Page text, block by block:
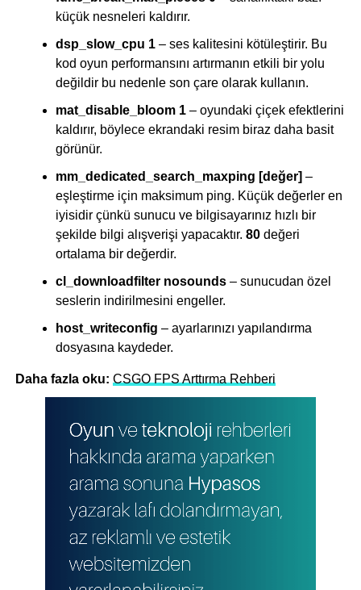
küçük nesneleri kaldırır.
dsp_slow_cpu 1 – ses kalitesini kötüleştirir. Bu
kod oyun performansını artırmanın etkili bir yolu
değildir bu nedenle son çare olarak kullanın.
mat_disable_bloom 1 – oyundaki çiçek efektlerini
kaldırır, böylece ekrandaki resim biraz daha basit
görünür.
mm_dedicated_search_maxping [değer] –
eşleştirme için maksimum ping. Küçük değerler en
iyisidir çünkü sunucu ve bilgisayarınız hızlı bir
şekilde bilgi alışverişi yapacaktır. 80 değeri
ortalama bir değerdir.
cl_downloadfilter nosounds – sunucudan özel
seslerin indirilmesini engeller.
host_writeconfig – ayarlarınızı yapılandırma
dosyasına kaydeder.
Daha fazla oku: CSGO FPS Arttırma Rehberi